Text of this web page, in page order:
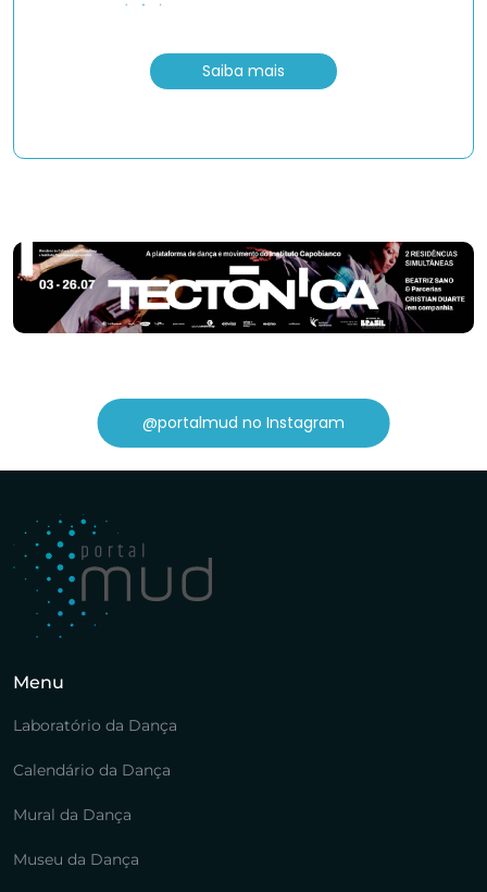
Saiba mais
@portalmud no Instagram
Menu
Laboratório da Dança
Calendário da Dança
Mural da Dança
Museu da Dança